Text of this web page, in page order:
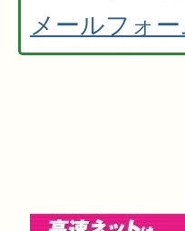
メールフォ